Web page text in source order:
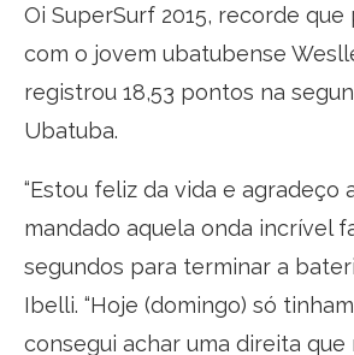
Oi SuperSurf 2015, recorde
com o jovem ubatubense
registrou 18,53 pontos na
Ubatuba.
“Estou feliz da vida e agradeço
mandado aquela onda incrível
segundos para terminar a
Ibelli. “Hoje (domingo) só
consegui achar uma direita